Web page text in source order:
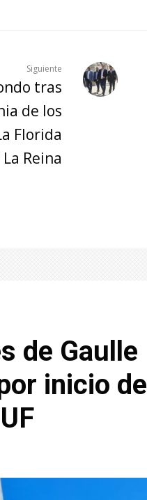
Siguiente
tras
de los
Florida
Reina
de Gaulle
inicio de